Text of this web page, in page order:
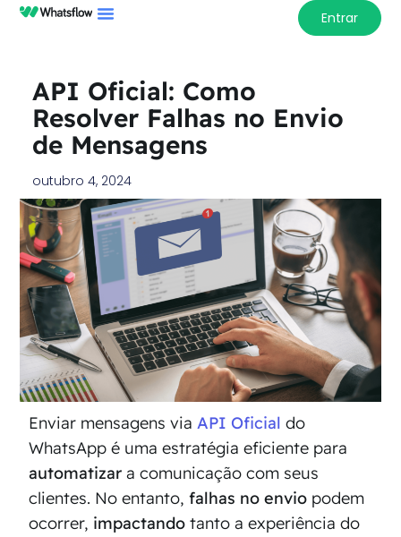
Entrar
API Oficial: Como
Resolver Falhas no Envio
de Mensagens
outubro 4, 2024
Enviar mensagens viaAPI Oficial do
WhatsApp é uma estratégia eficiente para
automatizara comunicação com seus
clientes. No entanto,falhas no envio podem
ocorrer, impactandotanto a experiência do